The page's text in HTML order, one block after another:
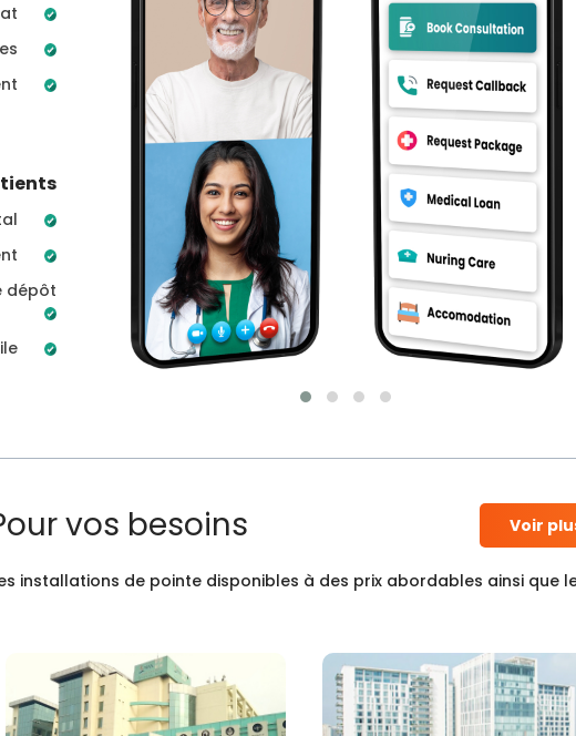
dépôt
vos besoins Voir
installations de pointe disponibles à des prix abordables ainsi que